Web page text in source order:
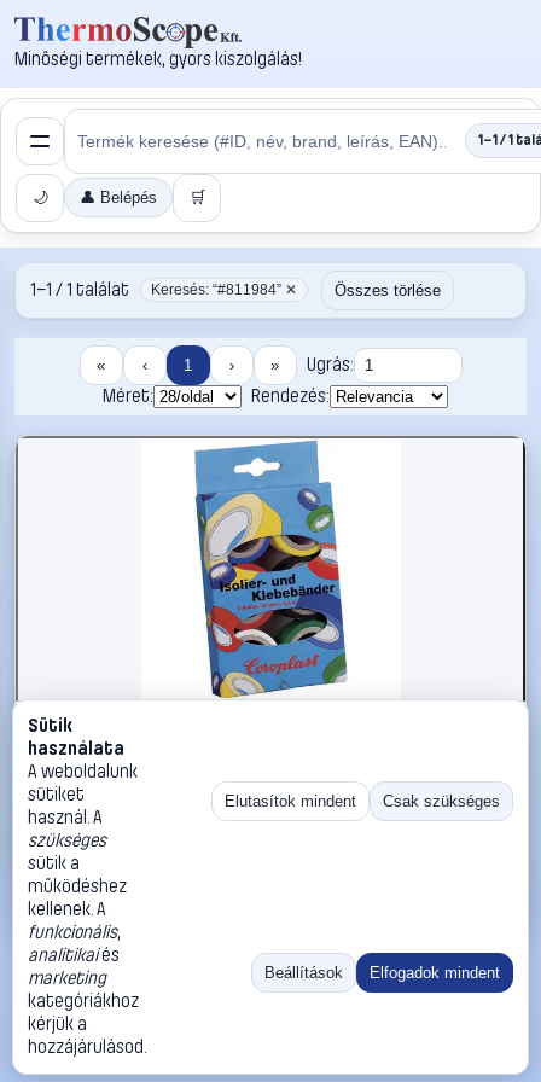
Minőségi termékek, gyors kiszolgálás!
1–1 / 1
🌙 👤 Belépés 🛒
1–1 / 1 találat Keresés: “#811984” ✕ Összes törlése
« ‹ 1 › »
Ugrás:
Méret:
Rendezés:
#811984
PVC elektromos szigetelőszalag készlet, 3 m x 19 mm,
kék/sárga/piros/fekete/fehér/zöld, Coroplast 28839
Coroplast Ragasztószalagok
5 590 Ft
Kosárba
«
Ugrás:
Méret:
Rendezés:
©2026
ThermoScope
ÁSZF
Cégbemutató
Sütik
használata
A weboldalunk
sütiket
használ. A
szükséges
sütik a
működéshez
kellenek. A
funkcionális,
analitikaiés
marketing
kategóriákhoz
kérjük a
hozzájárulásod.
Elutasítok mindent Csak szükséges
Beállítások Elfogadok mindent